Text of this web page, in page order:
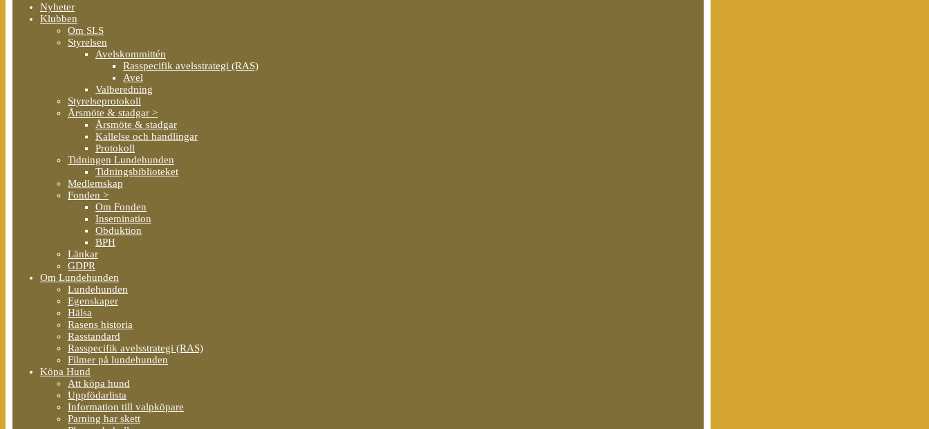
Nyheter
Klubben
Om SLS
Styrelsen
Avelskommittén
Rasspecifik avelsstrategi (RAS)
Avel
Valberedning
Styrelseprotokoll
Årsmöte & stadgar >
Årsmöte & stadgar
Kallelse och handlingar
Protokoll
Tidningen Lundehunden
Tidningsbiblioteket
Medlemskap
Fonden >
Om Fonden
Insemination
Obduktion
BPH
Länkar
GDPR
Om Lundehunden
Lundehunden
Egenskaper
Hälsa
Rasens historia
Rasstandard
Rasspecifik avelsstrategi (RAS)
Filmer på lundehunden
Köpa Hund
Att köpa hund
Uppfödarlista
Information till valpköpare
Parning har skett